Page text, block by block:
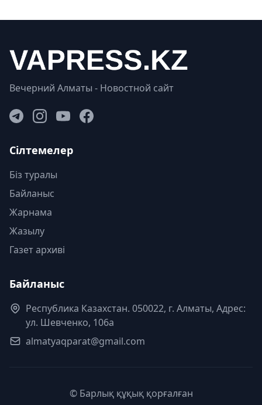
Вечерний Алматы - Новостной сайт
Сілтемелер
Біз туралы
Байланыс
Жарнама
Жазылу
Газет архиві
Байланыс
Республика Казахстан. 050022, г. Алматы, Адрес:
ул. Шевченко, 106а
almatyaqparat@gmail.com
© Барлық құқық қорғалған